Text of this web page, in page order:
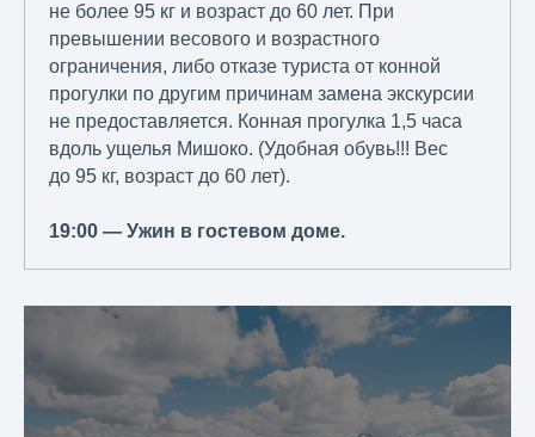
не более 95 кг и возраст до 60 лет. При
превышении весового и возрастного
ограничения, либо отказе туриста от конной
прогулки по другим причинам замена экскурсии
не предоставляется. Конная прогулка 1,5 часа
вдоль ущелья Мишоко. (Удобная обувь!!! Вес
до 95 кг, возраст до 60 лет).
19:00 — Ужин в гостевом доме.